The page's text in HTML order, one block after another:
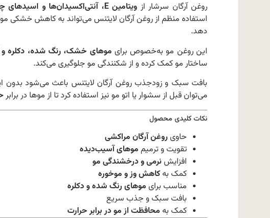
روغن آرگان سرشار از ویتامین E، آنتی‌اکسیدان‌ها و اسیدهای چرب ضروری
استفاده منظم از روغن آرگان لایتنس می‌تواند به کاهش خشکی
دهد.
این روغن مو به‌خصوص برای موهای خشک، رنگ شده، دکلره
ساختار مو کمک کرده و از شکنندگی مو جلوگیری می‌کند.
بافت سبک و زودجذب روغن آرگان لایتنس باعث می‌شود بدون
می‌توان قبل از سشوار یا اتو مو نیز استفاده کرد تا از موها در برابر
نکات کلیدی محصول
حاوی روغن آرگان مراکشی
تقویت و ترمیم موهای آسیب‌دیده
افزایش نرمی و درخشندگی مو
کمک بهکاهش وز و موخوره
مناسب برای موهای رنگ شده و دکلره
بافت سبک و جذب سریع
کمک به محافظت از مو در برابر حرارت